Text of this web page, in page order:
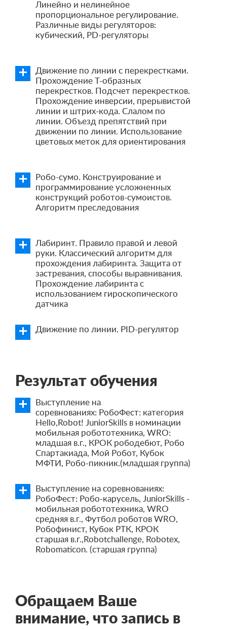
Линейно и нелинейное
пропорциональное регулирование.
Различные виды регуляторов:
кубический, PD-регуляторы
Движение по линии с перекрестками.
Прохождение Т-образных
перекрестков. Подсчет перекрестков.
Прохождение инверсии, прерывистой
линии и штрих-кода. Слалом по
линии. Объезд препятствий при
движении по линии. Использование
цветовых меток для ориентирования
Робо-сумо. Конструирование и
программирование усложненных
конструкций роботов-сумоистов.
Алгоритм преследования
Лабиринт. Правило правой и левой
руки. Классический алгоритм для
прохождения лабиринта. Защита от
застревания, способы выравнивания.
Прохождение лабиринта с
использованием гироскопического
датчика
Движение по линии. PID-регулятор
Результат обучения
Выступление на
соревнованиях: РобоФест: категория
Hello,Robot! JuniorSkills в номинации
мобильная робототехника, WRO:
младшая в.г., КРОК рободебют, Робо
Спартакиада, Мой Робот, Кубок
МФТИ, Робо-пикник.(младшая группа)
Выступление на соревнованиях:
РобоФест: Робо-карусель, JuniorSkills -
мобильная робототехника, WRO
средняя в.г., Футбол роботов WRO,
Робофинист, Кубок РТК, КРОК
старшая в.г.,Robotchallenge, Robotex,
Robomaticon. (старшая группа)
Обращаем Ваше
внимание, что запись в